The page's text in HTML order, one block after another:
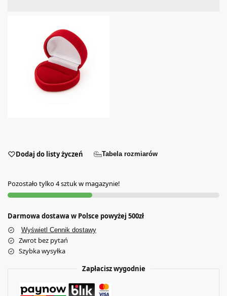
Dodaj do listy życzeń Tabela rozmiarów
Pozostało tylko 4 sztuk w magazynie!
Darmowa dostawa w Polsce powyżej 500zł
Wyświetl Cennik dostawy
Zwrot bez pytań
Szybka wysyłka
Zapłacisz wygodnie